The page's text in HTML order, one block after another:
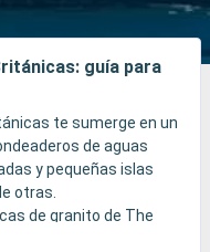
guía para
te sumerge en un
de aguas
y pequeñas islas
otras.
de granito de The
aguas de Cane Garden